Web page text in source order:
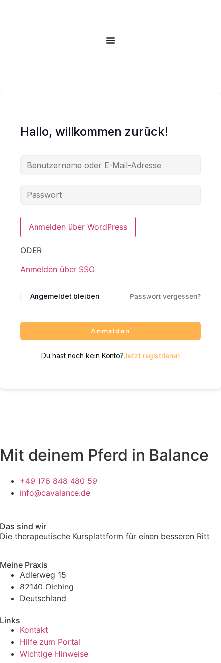
Hallo, willkommen zurück!
ODER
Anmelden über SSO
Angemeldet bleiben Passwort vergessen?
Anmelden
Du hast noch kein Konto?Jetzt registrieren
Mit deinem Pferd in Balance
+49 176 848 480 59
info@cavalance.de
Das sind wir
Die therapeutische Kursplattform für einen besseren Ritt
Meine Praxis
Adlerweg 15
82140 Olching
Deutschland
Links
Kontakt
Hilfe zum Portal
Wichtige Hinweise